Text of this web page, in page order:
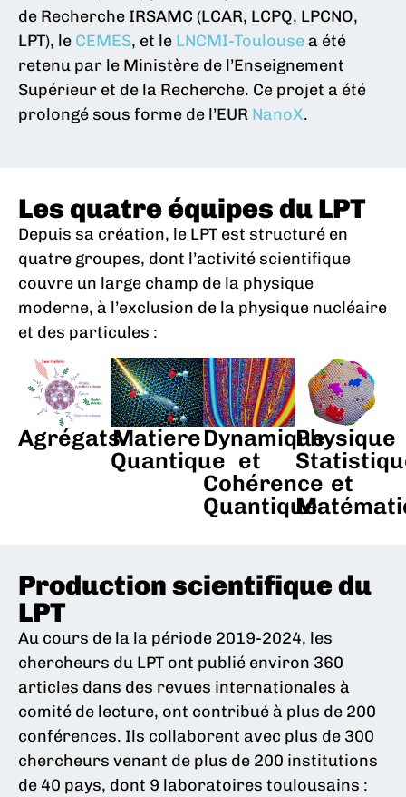
de Recherche IRSAMC (LCAR, LCPQ, LPCNO,
LPT), le CEMES, et le LNCMI-Toulousea été
retenu par le Ministère de l’Enseignement
Supérieur et de la Recherche. Ce projet a été
prolongé sous forme de l’EUR NanoX.
Les quatre équipes du LPT
Depuis sa création, le LPT est structuré en
quatre groupes, dont l’activité scientifique
couvre un large champ de la physique
moderne, à l’exclusion de la physique nucléaire
et des particules :
AgrégatsMatiere
Quantique
Dynamique
et
Cohérence
Quantique
Physique
et
Production scientifique du
LPT
Au cours de la la période 2019-2024, les
chercheurs du LPT ont publié environ 360
articles dans des revues internationales à
comité de lecture, ont contribué à plus de 200
conférences. Ils collaborent avec plus de 300
chercheurs venant de plus de 200 institutions
de 40 pays, dont 9 laboratoires toulousains :